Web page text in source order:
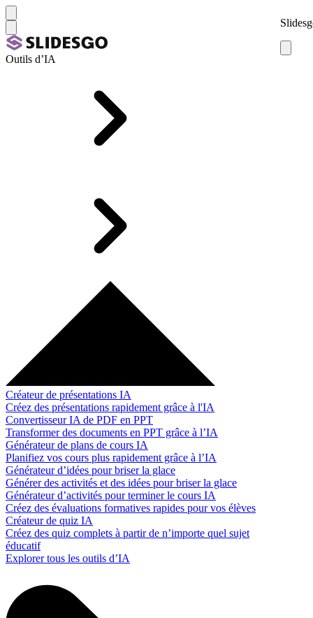
Outils d’IA
Créateur de présentations IA
Créez des présentations rapidement grâce à l'IA
Convertisseur IA de PDF en PPT
Transformer des documents en PPT grâce à l’IA
Générateur de plans de cours IA
Planifiez vos cours plus rapidement grâce à l’IA
Générateur d’idées pour briser la glace
Générer des activités et des idées pour briser la glace
Générateur d’activités pour terminer le cours IA
Créez des évaluations formatives rapides pour vos élèves
Créateur de quiz IA
Créez des quiz complets à partir de n’importe quel sujet
éducatif
Explorer tous les outils d’IA